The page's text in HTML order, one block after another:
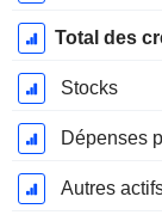
Total des
Stocks
Dépenses
Autres